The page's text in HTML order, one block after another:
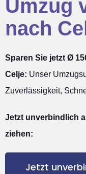
Umzug
nach
Sparen Sie jetzt Ø
Celje: Unser
Zuverlässigkeit,
Jetzt unverbindlich
ziehen:
Jetzt